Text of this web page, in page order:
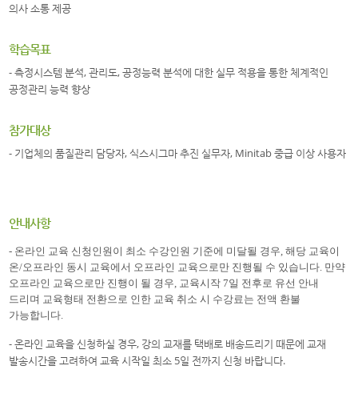
의사 소통 제공
학습목표
- 측정시스템 분석, 관리도, 공정능력 분석에 대한 실무 적용을 통한 체계적인
공정관리 능력 향상
참가대상
- 기업체의 품질관리 담당자, 식스시그마 추진 실무자, Minitab 중급 이상 사용자
안내사항
- 온라인 교육 신청인원이 최소 수강인원 기준에 미달될 경우, 해당 교육이
온/오프라인 동시 교육에서 오프라인 교육으로만 진행될 수 있습니다. 만약
오프라인 교육으로만 진행이 될 경우, 교육시작 7일 전후로 유선 안내
드리며 교육형태 전환으로 인한 교육 취소 시 수강료는 전액 환불
가능합니다.
- 온라인 교육을 신청하실 경우, 강의 교재를 택배로 배송드리기 때문에 교재
발송시간을 고려하여 교육 시작일 최소 5일 전까지 신청 바랍니다.